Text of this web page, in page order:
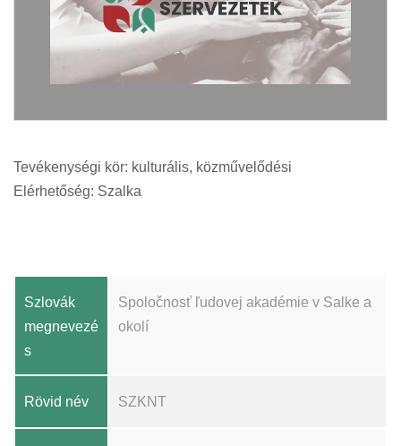
Tevékenységi kör: kulturális, közművelődési
Elérhetőség: Szalka
Szlovák
megnevezé
s
Spoločnosť ľudovej akadémie v Salke a
okolí
Rövid név SZKNT